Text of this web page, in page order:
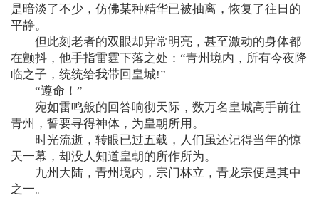
是暗淡了不少，仿佛某种精华已被抽离，恢复了往日的
平静。
但此刻老者的双眼却异常明亮，甚至激动的身体都
在颤抖，他手指雷霆下落之处：“青州境内，所有今夜降
临之子，统统给我带回皇城!”
“遵命！”
宛如雷鸣般的回答响彻天际，数万名皇城高手前往
青州，誓要寻得神体，为皇朝所用。
时光流逝，转眼已过五载，人们虽还记得当年的惊
天一幕，却没人知道皇朝的所作所为。
九州大陆，青州境内，宗门林立，青龙宗便是其中
之一。